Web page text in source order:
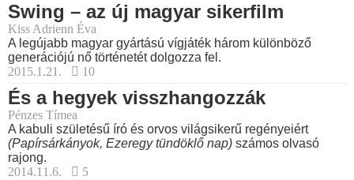
Swing – az új magyar sikerfilm
Kiss Adrienn Éva
A legújabb magyar gyártású vígjáték három különböző
generációjú nő történetét dolgozza fel.
2015.1.21.
10
És a hegyek visszhangozzák
Pénzes Tímea
A kabuli születésű író és orvos világsikerű regényeiért
(Papírsárkányok, Ezeregy tündöklő nap) számos olvasó
rajong.
2014.11.6.
5